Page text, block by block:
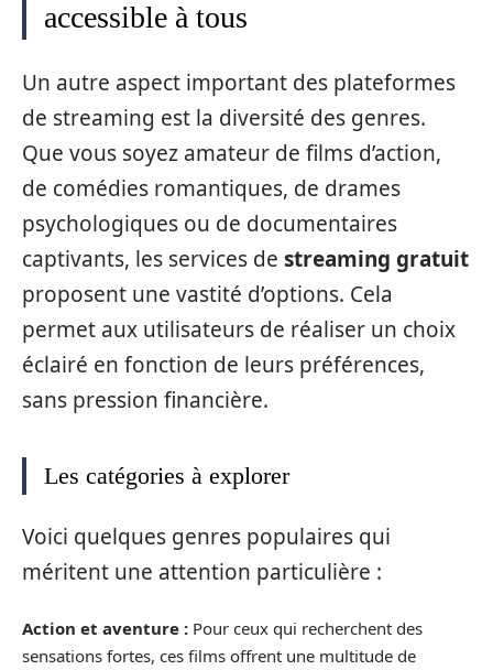
accessible à tous
Un autre aspect important des plateformes
de streaming est la diversité des genres.
Que vous soyez amateur de films d’action,
de comédies romantiques, de drames
psychologiques ou de documentaires
captivants, les services de streaming gratuit
proposent une vastité d’options. Cela
permet aux utilisateurs de réaliser un choix
éclairé en fonction de leurs préférences,
sans pression financière.
Les catégories à explorer
Voici quelques genres populaires qui
méritent une attention particulière :
Action et aventure : Pour ceux qui recherchent des
sensations fortes, ces films offrent une multitude de